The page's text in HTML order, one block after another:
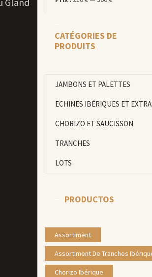
CATÉGORIES DE
PRODUITS
JAMBONS ET PALETTES
ECHINES IBÉRIQUES ET
CHORIZO ET SAUCISSON
TRANCHES
LOTS
PRODUCTOS
Assortiment
Assortiment De Tranches
Chorizo Ibérique